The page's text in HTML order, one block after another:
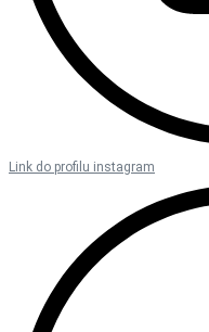
Link do profilu instagram